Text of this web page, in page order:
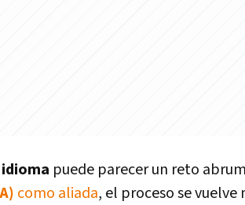
idioma puede parecer un reto
como aliada, el proceso se